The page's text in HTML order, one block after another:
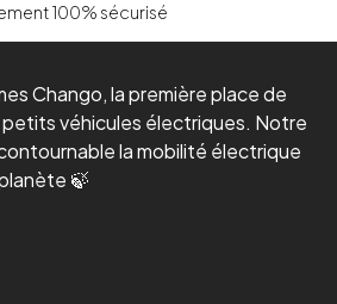
100% sécurisé
Chango, la première place de
véhicules électriques. Notre
la mobilité électrique
🍃